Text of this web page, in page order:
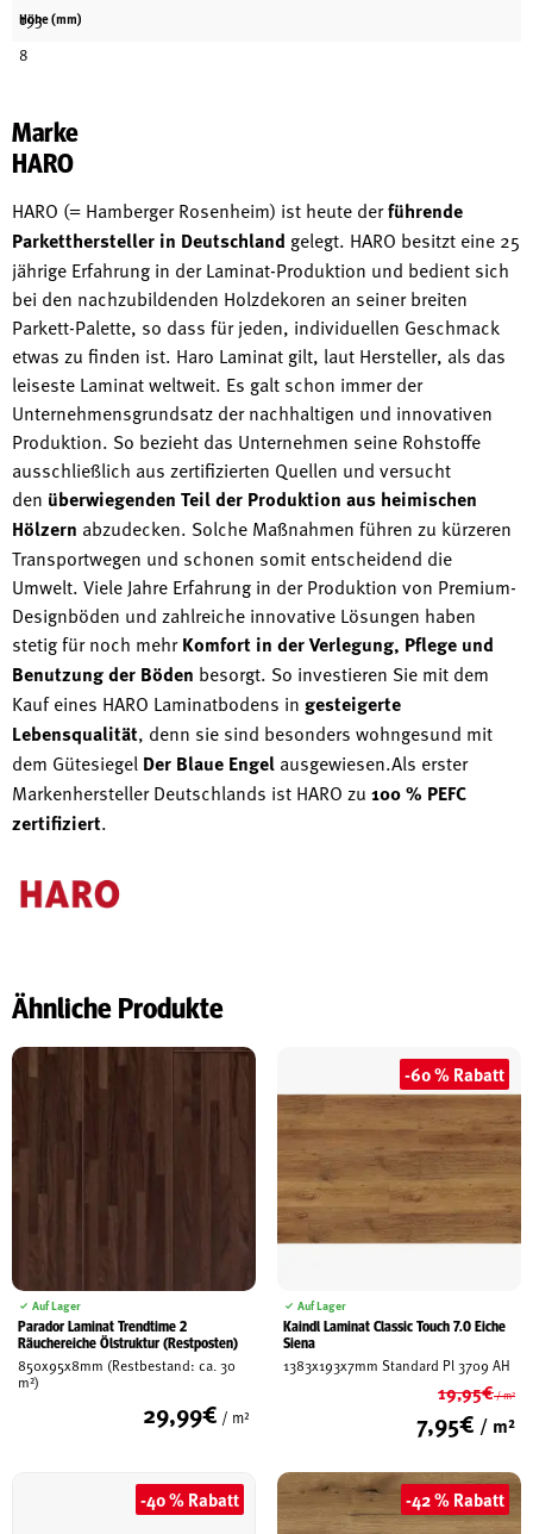
193
Höhe (mm)
8
Marke
HARO
HARO (= Hamberger Rosenheim) ist heute derführende
Parketthersteller in Deutschland gelegt. HARO besitzt eine 25
jährige Erfahrung in der Laminat-Produktion und bedient sich
bei den nachzubildenden Holzdekoren an seiner breiten
Parkett-Palette, so dass für jeden, individuellen Geschmack
etwas zu finden ist. Haro Laminat gilt, laut Hersteller, als das
leiseste Laminat weltweit. Es galt schon immer der
Unternehmensgrundsatz der nachhaltigen und innovativen
Produktion. So bezieht das Unternehmen seine Rohstoffe
ausschließlich aus zertifizierten Quellen und versucht
den überwiegenden Teil der Produktion aus heimischen
Hölzern abzudecken. Solche Maßnahmen führen zu kürzeren
Transportwegen und schonen somit entscheidend die
Umwelt. Viele Jahre Erfahrung in der Produktion von Premium-
Designböden und zahlreiche innovative Lösungen haben
stetig für noch mehrKomfort in der Verlegung, Pflege und
Benutzung der Böden besorgt. So investieren Sie mit dem
Kauf eines HARO Laminatbodens in gesteigerte
Lebensqualität, denn sie sind besonders wohngesund mit
dem Gütesiegel Der Blaue Engel ausgewiesen.Als erster
Markenhersteller Deutschlands ist HARO zu 100 % PEFC
zertifiziert.
Ähnliche Produkte
Auf Lager
Parador Laminat Trendtime 2
Räuchereiche Ölstruktur (Restposten)
850x95x8mm (Restbestand: ca. 30
m²)
29,99€ / m²
-60 % Rabatt
Auf Lager
Kaindl Laminat Classic Touch 7.0 Eiche
Siena
1383x193x7mm Standard Pl 3709 AH
19,95€/ m²
7,95€ / m²
-40 % Rabatt -42 % Rabatt